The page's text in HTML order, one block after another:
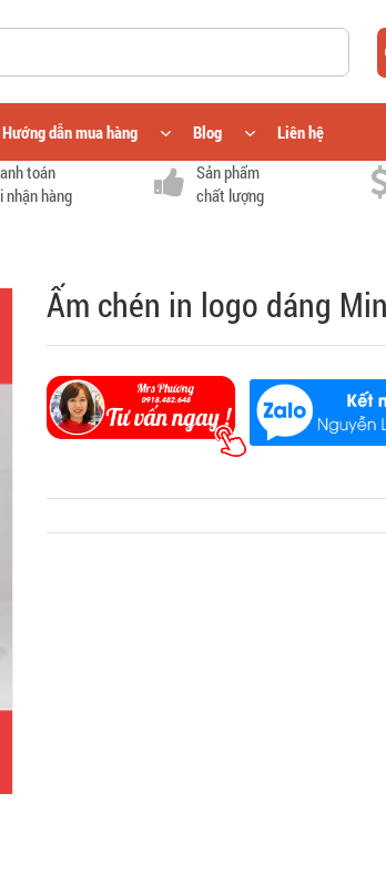
Hướng dẫn mua hàng Blog
Liên hệ
toán
nhận hàng
Sản phẩm
chất lượng
Ấm chén in logo dáng